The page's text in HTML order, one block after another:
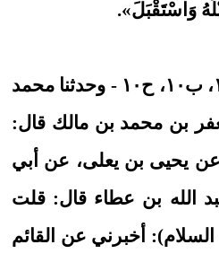
وَاسْتَقْبَلَ».
ص١٧٣، ب١٠، ح١٠ - وحدثنا محمد
بن محمد بن مالك قال:
عن يحيى بن يعلى، عن أبي
الله بن عطاء قال: قلت
السلام): أخبرني عن القائم